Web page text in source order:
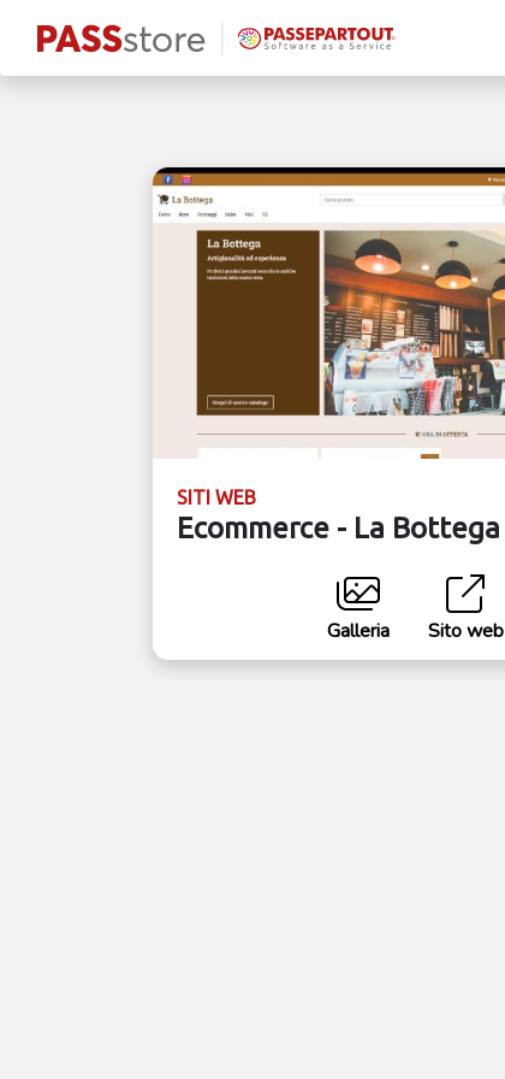
SITI WEB
Ecommerce - La Bottega
Galleria Sito web